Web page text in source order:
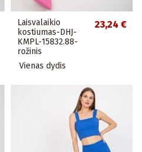
Laisvalaikio
kostiumas-DHJ-
KMPL-15832.88-
rožinis
23,24 €
Vienas dydis